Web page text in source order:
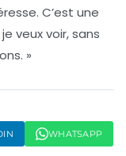
C’est une
veux voir, sans
»
WHATSAPP